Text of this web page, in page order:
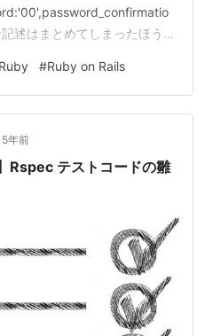
述はまとめてしまったほう
スタンスをまとめることが
のファイルで予め各クラスの
定しておき、各テストコー
Ruby #Ruby on Rails
5年前
Rspec テストコードの雛